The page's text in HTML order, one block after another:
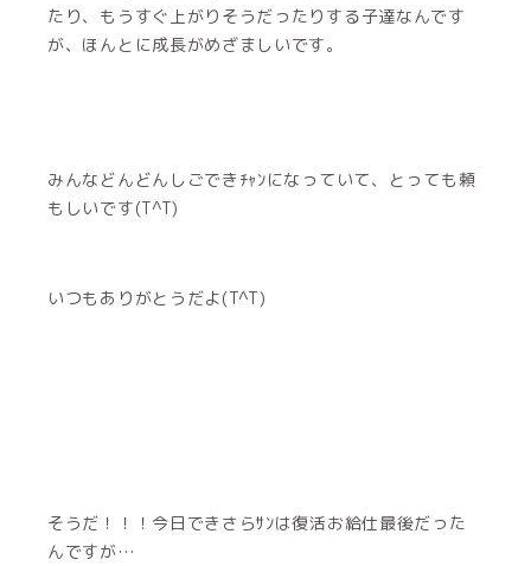
たり、もうすぐ上がりそうだったりする子達なんです
が、ほんとに成長がめざましいです。
みんなどんどんしごできﾁｬﾝになっていて、とっても頼
もしいです(T^T)
いつもありがとうだよ(T^T)
そうだ！！！今日できさらｻﾝは復活お給仕最後だった
んですが…